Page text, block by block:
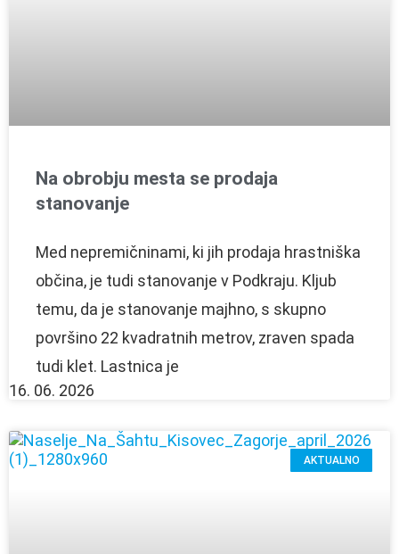
Na obrobju mesta se prodaja
stanovanje
Med nepremičninami, ki jih prodaja hrastniška
občina, je tudi stanovanje v Podkraju. Kljub
temu, da je stanovanje majhno, s skupno
površino 22 kvadratnih metrov, zraven spada
tudi klet. Lastnica je
16. 06. 2026
AKTUALNO